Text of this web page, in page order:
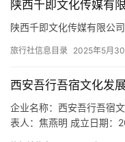
院管理；企业管理；企业…
陕西千即文化传媒有
陕西千即文化传媒有限公司
旅行社信息目录 2025年5月30
西安吾行吾宿文化发
企业名称：西安吾行吾宿
表人：焦燕明 成立日期